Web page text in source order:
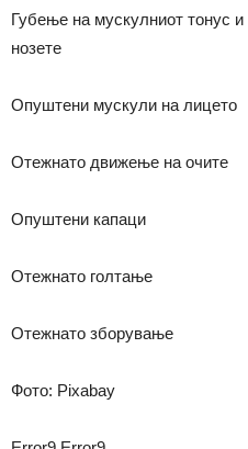
Губење на мускулниот тонус
нозете
Опуштени мускули на лицето
Отежнато движење на очите
Опуштени капаци
Отежнато голтање
Отежнато зборување
Фото: Pixabay